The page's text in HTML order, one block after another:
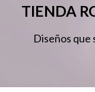
TIENDA
Diseños que